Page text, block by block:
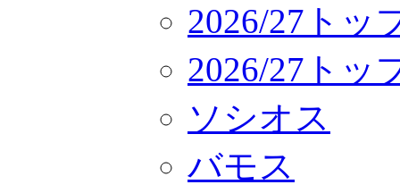
2026/27トッ
2026/27トッ
ソシオス
バモス